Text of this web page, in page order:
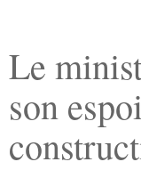
Le
son